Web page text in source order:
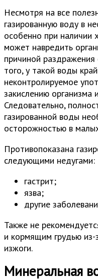
Несмотря на все
газированную воду в
особенно при наличии
может навредить
причиной
того, у такой воды
неконтролируемое
закислению организма
Следовательно,
газированной воды
осторожностью в
Противопоказана
следующими недугами:
гастрит;
язва;
другие
Также не
и кормящим грудью
изжоги.
Минеральная